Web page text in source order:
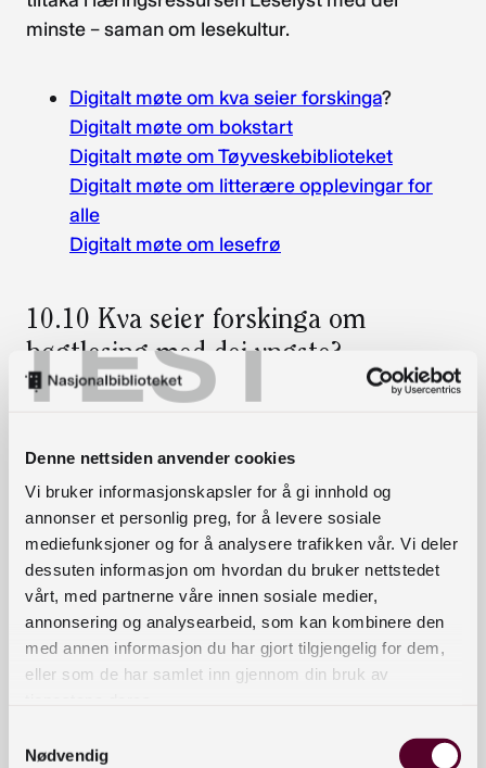
TEST
Denne nettsiden anvender cookies
Vi bruker informasjonskapsler for å gi innhold og
annonser et personlig preg, for å levere sosiale
mediefunksjoner og for å analysere trafikken vår. Vi deler
dessuten informasjon om hvordan du bruker nettstedet
vårt, med partnerne våre innen sosiale medier,
annonsering og analysearbeid, som kan kombinere den
med annen informasjon du har gjort tilgjengelig for dem,
eller som de har samlet inn gjennom din bruk av
Nødvendig
minste – saman om lesekultur.
Digitalt møte om kva seier forskinga?
Digitalt møte om bokstart
Digitalt møte om Tøyveskebiblioteket
Digitalt møte om litterære opplevingar for
alle
Digitalt møte om lesefrø
10.10 Kva seier forskinga om
høgtlesing med dei yngste?
Professor Trude Hoel ved Nasjonalt senter for
presenterer forskingsbasert kunnskap om
betydninga av høgtlesing med dei yngste barna.
15.10 Bokstart
Sigrun Feiring, prosjektansvarlig for Bokstart i
Foreningen !les og forfatter av leksjonen om
læringsressursen «Leselyst med dei minste»,
deler erfaringer fra Bokstart-prosjekt i Norge og